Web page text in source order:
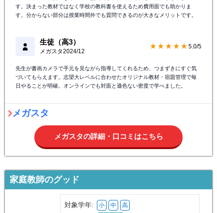
す。決まった教材ではなく学校の教科書を使えるため費用面でも助かりま
す。分からない部分は授業時間外でも質問できるのが大きなメリットです。
生徒（高3）
メガスタ2024/12
★★★★★ 5.0/5
先生が書画カメラで手元を見ながら指導してくれるため、つまずきにすぐ気
づいてもらえます。志望大レベルに合わせたオリジナル教材・宿題管理で毎
日やることが明確。オンラインでも対面と遜色ない密度で学べました。
メガスタ
メガスタの詳細・口コミはこちら
家庭教師のグッド
対象学年: 小 中 高